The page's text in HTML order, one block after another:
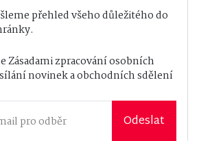
přehled všeho důležitého do
Zásadami zpracování osobních
novinek a obchodních sdělení
Odeslat